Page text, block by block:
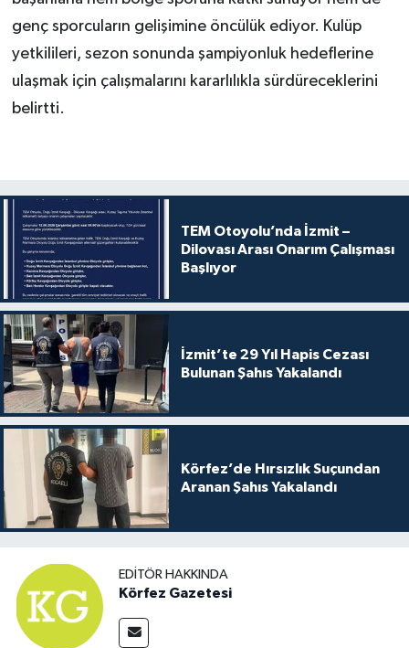
genç sporcuların gelişimine öncülük ediyor. Kulüp
yetkilileri, sezon sonunda şampiyonluk hedeflerine
ulaşmak için çalışmalarını kararlılıkla sürdüreceklerini
belirtti.
TEM Otoyolu’nda İzmit –
Dilovası Arası Onarım Çalışması
Başlıyor
İzmit’te 29 Yıl Hapis Cezası
Bulunan Şahıs Yakalandı
Körfez’de Hırsızlık Suçundan
Aranan Şahıs Yakalandı
EDITÖR HAKKINDA
Körfez Gazetesi